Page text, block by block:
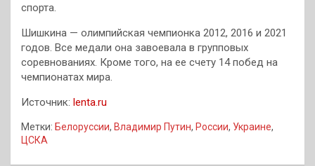
спорта.
Шишкина — олимпийская чемпионка 2012, 2016 и 2021
годов. Все медали она завоевала в групповых
соревнованиях. Кроме того, на ее счету 14 побед на
чемпионатах мира.
Источник: lenta.ru
Метки: Белоруссии, Владимир Путин, России, Украине,
ЦСКА